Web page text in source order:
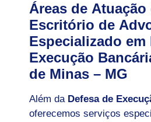
Áreas de Atuação
Escritório de
Especializado em
Execução
de Minas – MG
Além da Defesa de
oferecemos serviços